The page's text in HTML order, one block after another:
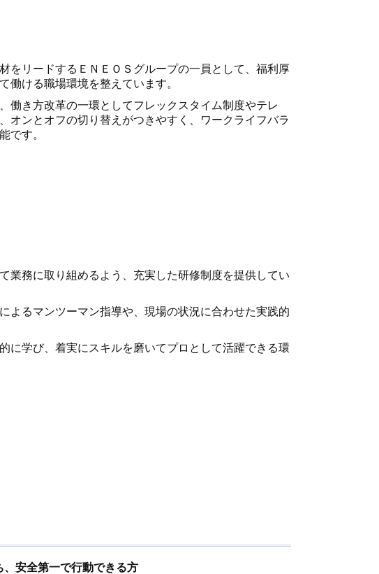
をリードするＥＮＥＯＳグループの一員として、福利厚
働ける職場環境を整えています。
働き方改革の一環としてフレックスタイム制度やテレ
オンとオフの切り替えがつきやすく、ワークライフバラ
です。
業務に取り組めるよう、充実した研修制度を提供してい
よるマンツーマン指導や、現場の状況に合わせた実践的
に学び、着実にスキルを磨いてプロとして活躍できる環
、安全第一で行動できる方